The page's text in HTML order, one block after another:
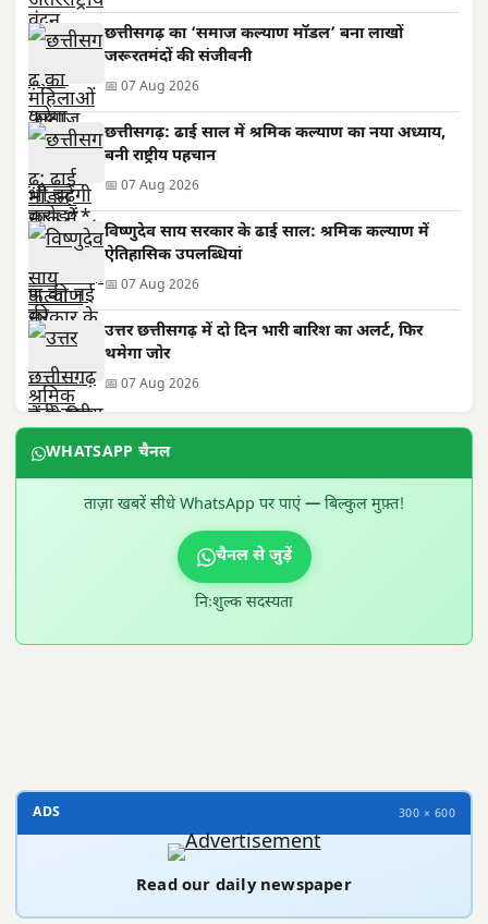
छत्तीसगढ़ का ‘समाज कल्याण मॉडल’ बना लाखों
जरूरतमंदों की संजीवनी
📅 07 Aug 2026
छत्तीसगढ़: ढाई साल में श्रमिक कल्याण का नया अध्याय,
बनी राष्ट्रीय पहचान
📅 07 Aug 2026
विष्णुदेव साय सरकार के ढाई साल: श्रमिक कल्याण में
ऐतिहासिक उपलब्धियां
📅 07 Aug 2026
उत्तर छत्तीसगढ़ में दो दिन भारी बारिश का अलर्ट, फिर
थमेगा जोर
📅 07 Aug 2026
WHATSAPP चैनल
ताज़ा खबरें सीधे WhatsApp पर पाएं — बिल्कुल मुफ़्त!
चैनल से जुड़ें
निःशुल्क सदस्यता
ADS 300 × 600
Read our daily newspaper